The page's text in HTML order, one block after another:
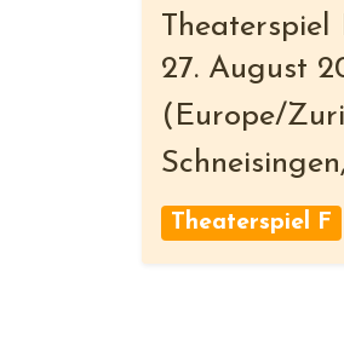
Theaterspiel
27. August
( Europe/
Schneisingen,
Theaterspiel F